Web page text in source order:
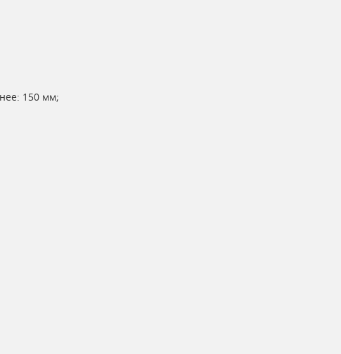
150 мм;